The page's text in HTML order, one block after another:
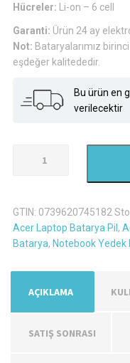
Hücreler:
Li-on – 6 cell
Garanti: Ürün 24 ay
Not: Bataryalarımız
eşdeğer kalitededir.
Bu ürün en
verilecektir
Travelmate
Laptop
Batarya
Pil
GTIN: 0739620745182
Acer Laptop Batarya Pil ,
Batarya, Notebook Yedek
AÇIKLAMA
SATIŞ SONRASI